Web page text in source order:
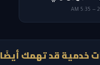
خدمية قد تهمك أيضًا